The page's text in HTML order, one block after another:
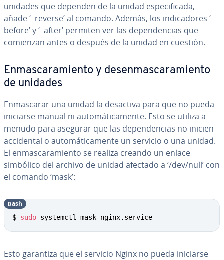
unidades que dependen de la unidad es­pe­ci­fi­ca­da,
añade ‘–reverse’ al comando. Además, los in­di­ca­do­res ‘–
before’ y ‘–after’ permiten ver las de­pe­n­de­n­cias que
comienzan antes o después de la unidad en cuestión.
En­ma­s­ca­ra­mie­n­to y des­en­ma­s­ca­ra­mie­n­to
de unidades
En­ma­s­ca­rar una unidad la desactiva para que no pueda
iniciarse manual ni au­to­má­ti­ca­me­n­te. Esto se utiliza a
menudo para asegurar que las de­pe­n­de­n­cias no inicien
ac­ci­de­n­tal o au­to­má­ti­ca­me­n­te un servicio o una unidad.
El en­ma­s­ca­ra­mie­n­to se realiza creando un enlace
simbólico del archivo de unidad afectado a ‘/dev/null’ con
el comando ‘mask’:
$ sudo systemctl mask nginx.service
bash
Esto garantiza que el servicio Nginx no pueda iniciarse